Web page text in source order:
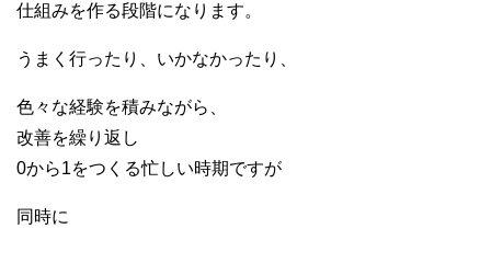
仕組みを作る段階になります。
うまく行ったり、いかなかったり、
色々な経験を積みながら、
改善を繰り返し
0から1をつくる忙しい時期ですが
同時に